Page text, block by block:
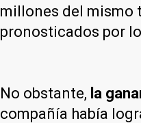
millones del mismo
pronosticados por
No obstante, la
compañía había